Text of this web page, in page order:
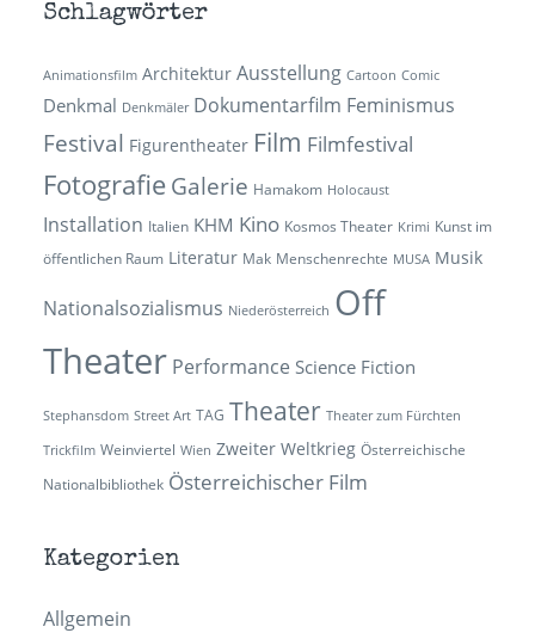
Schlagwörter
Animationsfilm Architektur Ausstellung Cartoon Comic
Denkmal Denkmäler Dokumentarfilm Feminismus
Festival Figurentheater Film Filmfestival
Fotografie Galerie Hamakom Holocaust
Installation Italien KHM Kino Kosmos Theater Krimi Kunst im
öffentlichen Raum Literatur Mak Menschenrechte MUSA Musik
Nationalsozialismus Niederösterreich Off
Theater Performance Science Fiction
Stephansdom Street Art TAG Theater Theater zum Fürchten
Trickfilm Weinviertel Wien Zweiter Weltkrieg Österreichische
Nationalbibliothek Österreichischer Film
Kategorien
Allgemein